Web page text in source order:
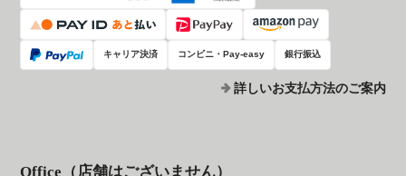
キャリア決済 コンビニ・Pay-easy 銀行振込
詳しいお支払方法のご案内
Office（店舗はございません）